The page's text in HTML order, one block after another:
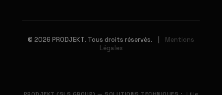
© 2026 PRODJEKT. Tous droits réservés.
Mentions
Légales